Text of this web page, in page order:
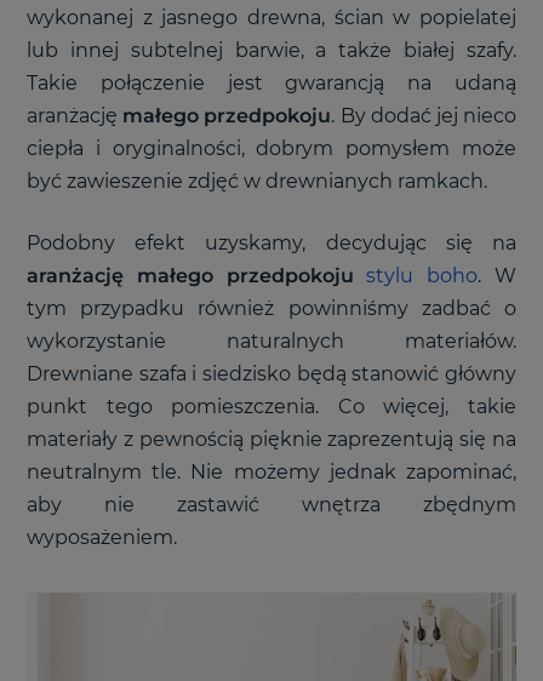
wykonanej z jasnego drewna, ścian w popielatej
lub innej subtelnej barwie, a także białej szafy.
Takie połączenie jest gwarancją na udaną
aranżację małego przedpokoju. By dodać jej nieco
ciepła i oryginalności, dobrym pomysłem może
być zawieszenie zdjęć w drewnianych ramkach.
Podobny efekt uzyskamy, decydując się na
aranżację małego przedpokoju stylu boho. W
tym przypadku również powinniśmy zadbać o
wykorzystanie naturalnych materiałów.
Drewniane szafa i siedzisko będą stanowić główny
punkt tego pomieszczenia. Co więcej, takie
materiały z pewnością pięknie zaprezentują się na
neutralnym tle. Nie możemy jednak zapominać,
aby nie zastawić wnętrza zbędnym
wyposażeniem.